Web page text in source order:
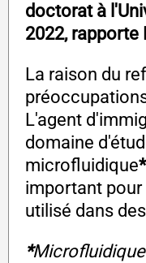
doctorat à
2022, rapporte
La raison du
L'agent
domaine
microfluidique*
important pour
utilisé dans
*